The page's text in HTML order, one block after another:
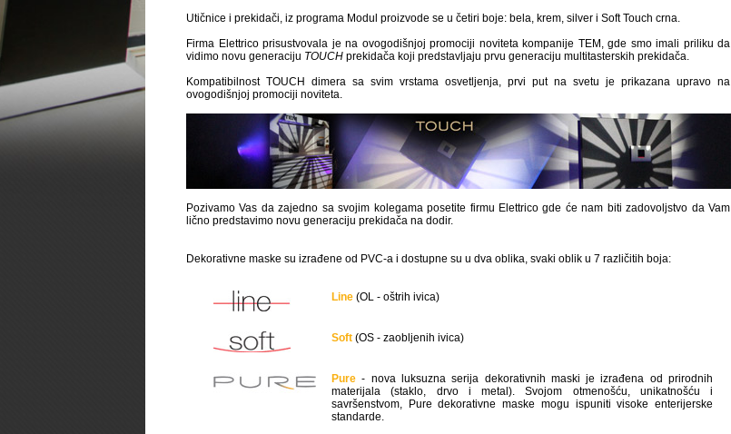
Utičnice i prekidači, iz programa Modul proizvode se u četiri boje: bela, krem, silver i Soft Touch crna.
Firma Elettrico prisustvovala je na ovogodišnjoj promociji noviteta kompanije TEM, gde smo imali priliku da
vidimo novu generaciju TOUCH prekidača koji predstavljaju prvu generaciju multitasterskih prekidača.
Kompatibilnost TOUCH dimera sa svim vrstama osvetljenja, prvi put na svetu je prikazana upravo na
ovogodišnjoj promociji noviteta.
Pozivamo Vas da zajedno sa svojim kolegama posetite firmu Elettrico gde će nam biti zadovoljstvo da Vam
lično predstavimo novu generaciju prekidača na dodir.
Dekorativne maske su izrađene od PVC-a i dostupne su u dva oblika, svaki oblik u 7 različitih boja:
Line (OL - oštrih ivica)
Soft (OS - zaobljenih ivica)
Pure - nova luksuzna serija dekorativnih maski je izrađena od prirodnih
materijala (staklo, drvo i metal). Svojom otmenošću, unikatnošću i
savršenstvom, Pure dekorativne maske mogu ispuniti visoke enterijerske
standarde.